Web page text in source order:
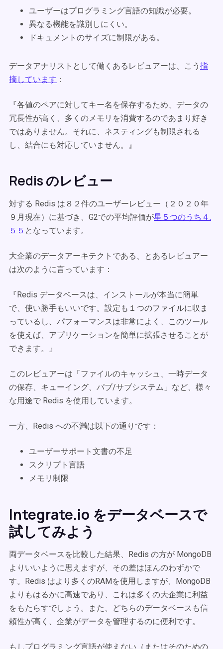
ユーザーはプログラミング言語の知識が必要。
異なる機能を識別しにくい。
ドキュメントのサイズに制限がある。
データアナリストとして働くあるレビュアーは、こう 指
摘しています ：
『各値のペアに対してキー名を保存するため、データの
冗長性が高く、多くのメモリを消費するのであまり好き
ではありません。それに、ネスティングも制限される
し、結合にも対応していません。』
Redis のレビュー
対する Redis は８２件のユーザーレビュー（２０２０年
９月現在）に基づき、G2での平均評価が星５つのうち４.
５５ となっています。
大企業のデータアーキテクトである、とあるレビュアー
は次のように言っています：
『Redis データベースは、インストールが本当に簡単
で、使い勝手もいいです。設定も１つのファイルに収ま
っているし、パフォーマンスは非常によく、このツール
を使えば、アプリケーションを簡単に拡張させることが
できます。』
このレビュアーは「ファイルのキャッシュ、一時データ
の保存、キューイング、パブ/サブシステム」など、様々
な用途で Redis を使用しています。
一方、Redis への不満は以下の通りです：
ユーザーサポート文書の不足
スクリプト言語
メモリ制限
Integrate.io をデータベースで
試してみよう
両データベースを比較した結果、Redis の方が MongoDB
よりいいように思えますが、その差はほんのわずかで
す。Redis はより多くのRAMを使用しますが、MongoDB
よりもはるかに高速であり、これは多くの大企業に利益
をもたらすでしょう。また、どちらのデータベースも信
頼性が高く、企業がデータを管理するのに便利です。
もしプログラミング言語が使えない（またはそのための